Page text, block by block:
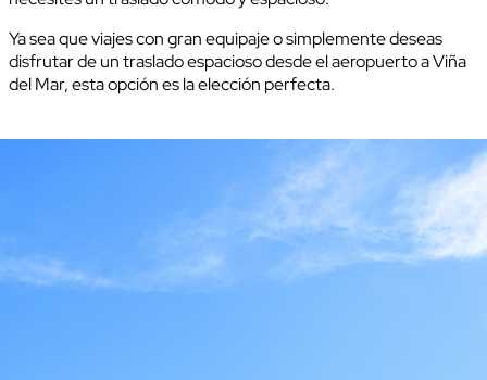
Ya sea que viajes con gran equipaje o simplemente deseas
disfrutar de un traslado espacioso desde el aeropuerto a Viña
del Mar, esta opción es la elección perfecta.